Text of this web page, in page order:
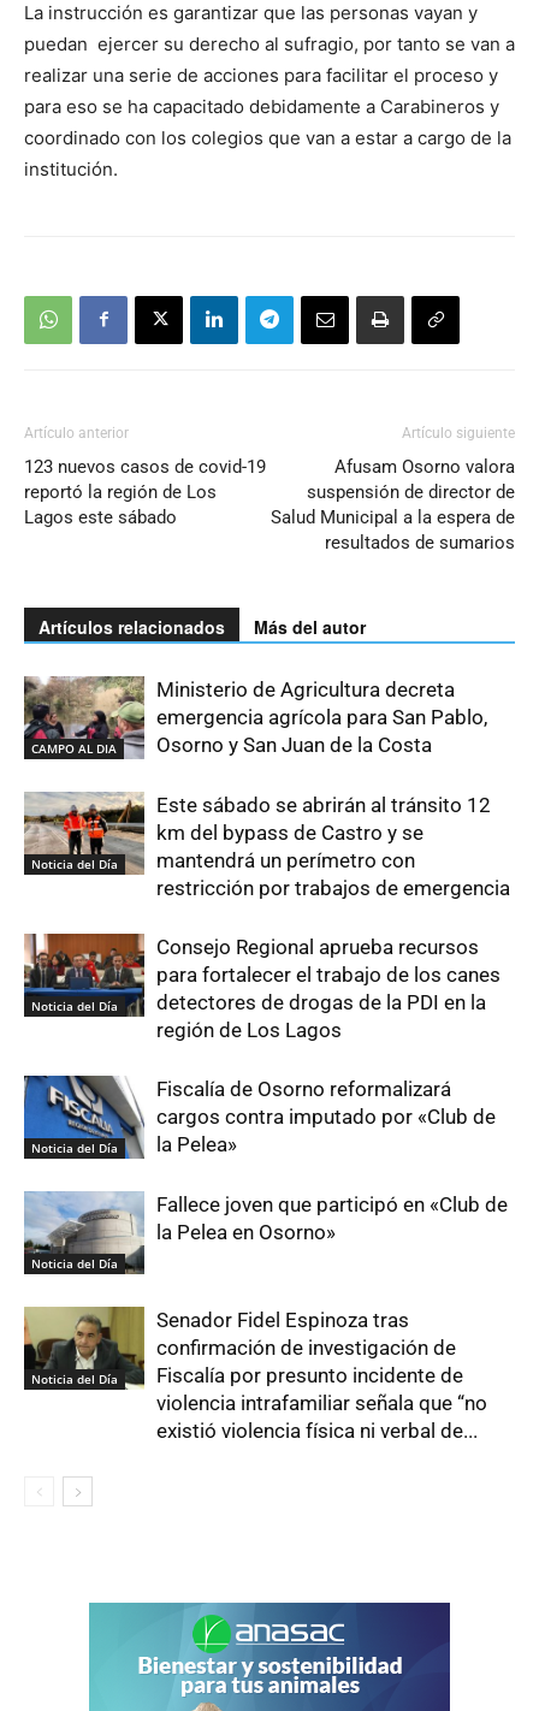
La instrucción es garantizar que las personas vayan y
puedan ejercer su derecho al sufragio, por tanto se van a
realizar una serie de acciones para facilitar el proceso y
para eso se ha capacitado debidamente a Carabineros y
coordinado con los colegios que van a estar a cargo de la
institución.
Artículo anterior
123 nuevos casos de covid-19
reportó la región de Los
Lagos este sábado
Artículo siguiente
Afusam Osorno valora
suspensión de director de
Salud Municipal a la espera de
resultados de sumarios
Artículos relacionados Más del autor
CAMPO AL DIA
Ministerio de Agricultura decreta
emergencia agrícola para San Pablo,
Osorno y San Juan de la Costa
Noticia del Día
Este sábado se abrirán al tránsito 12
km del bypass de Castro y se
mantendrá un perímetro con
restricción por trabajos de emergencia
Noticia del Día
Consejo Regional aprueba recursos
para fortalecer el trabajo de los canes
detectores de drogas de la PDI en la
región de Los Lagos
Noticia del Día
Fiscalía de Osorno reformalizará
cargos contra imputado por «Club de
la Pelea»
Noticia del Día
Fallece joven que participó en «Club de
la Pelea en Osorno»
Noticia del Día
Senador Fidel Espinoza tras
confirmación de investigación de
Fiscalía por presunto incidente de
violencia intrafamiliar señala que “no
existió violencia física ni verbal de...